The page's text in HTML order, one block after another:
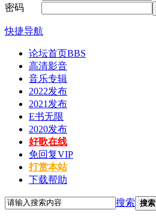
密码
快捷导航
论坛首页BBS
高清影音
音乐专辑
2022发布
2021发布
E书无限
2020发布
好歌在线
免回复VIP
打赏本站
下载帮助
搜索 搜索